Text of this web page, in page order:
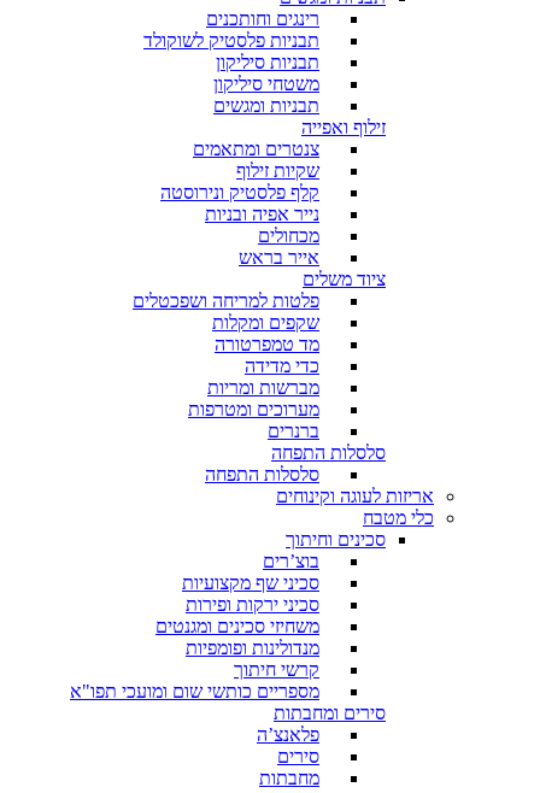
רינגים וחותכנים
תבניות פלסטיק לשוקולד
תבניות סיליקון
משטחי סיליקון
תבניות ומגשים
זילוף ואפייה
צנטרים ומתאמים
שקיות זילוף
קלף פלסטיק ונירוסטה
נייר אפיה ובניות
מכחולים
אייר בראש
ציוד משלים
פלטות למריחה ושפכטלים
שקפים ומקלות
מד טמפרטורה
כדי מדידה
מברשות ומריות
מערוכים ומטרפות
ברנרים
סלסלות התפחה
סלסלות התפחה
אריזות לעוגה וקינוחים
כלי מטבח
סכינים וחיתוך
בוצ’רים
סכיני שף מקצועיות
סכיני ירקות ופירות
משחיזי סכינים ומגנטים
מנדולינות ופומפיות
קרשי חיתוך
מספריים כותשי שום ומועכי תפו"א
סירים ומחבתות
פלאנצ’ה
סירים
מחבתות